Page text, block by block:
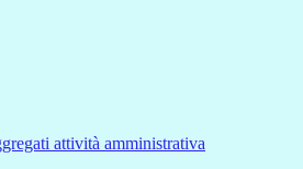
attività amministrativa